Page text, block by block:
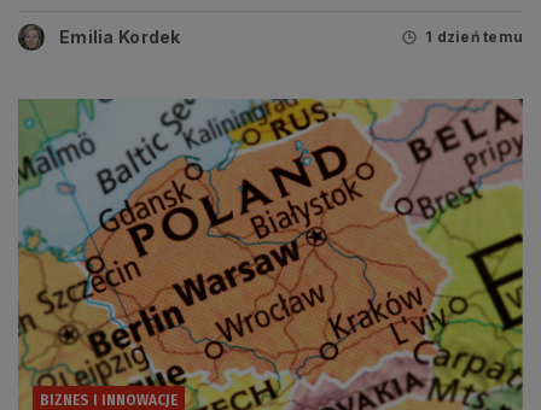
Emilia Kordek 1 dzień temu
BIZNES I INNOWACJE